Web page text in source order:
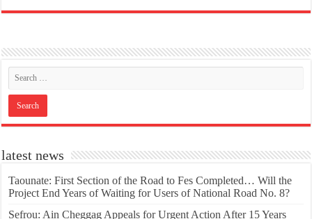
latest news
Taounate: First Section of the Road to Fes Completed… Will the
Project End Years of Waiting for Users of National Road No. 8?
Sefrou: Ain Cheggag Appeals for Urgent Action After 15 Years